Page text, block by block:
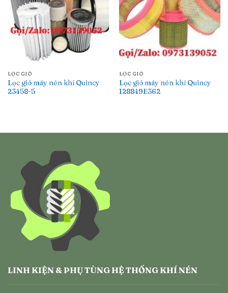
LỌC GIÓ
Lọc gió máy nén khí Quincy
23458-5
LỌC GIÓ
Lọc gió máy nén khí Quincy
128849E362
LINH KIỆN & PHỤ TÙNG HỆ THỐNG KHÍ NÉN